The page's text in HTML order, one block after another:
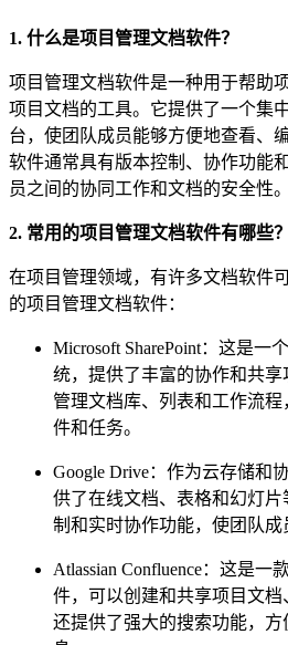
1. 什么是项目管理文档软件？
项目管理文档软件是一种用于帮助
项目文档的工具。它提供了一个集
台，使团队成员能够方便地查看、
软件通常具有版本控制、协作功能
员之间的协同工作和文档的安全性。
2. 常用的项目管理文档软件有哪些？
在项目管理领域，有许多文档软件
的项目管理文档软件：
Microsoft SharePoint：这是一
统，提供了丰富的协作和共
管理文档库、列表和工作流
件和任务。
Google Drive：作为云存储和
供了在线文档、表格和幻灯
制和实时协作功能，使团队成
Atlassian Confluence：这是
件，可以创建和共享项目文
还提供了强大的搜索功能，